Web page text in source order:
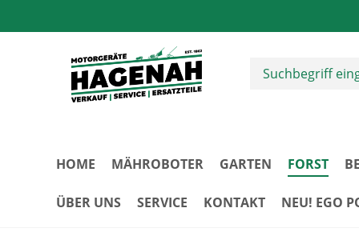
HOME MÄHROBOTER GARTEN FORST
ÜBER UNS SERVICE KONTAKT NEU! EGO